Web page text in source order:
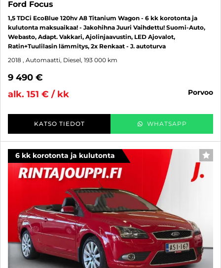
Ford Focus
1,5 TDCi EcoBlue 120hv A8 Titanium Wagon - 6 kk korotonta ja
kulutonta maksuaikaa! - Jakohihna Juuri Vaihdettu! Suomi-Auto,
Webasto, Adapt. Vakkari, Ajolinjaavustin, LED Ajovalot,
Ratin+Tuulilasin lämmitys, 2x Renkaat - J. autoturva
2018 , Automaatti, Diesel, 193 000 km
9 490 €
alk. 151 € / kk
porvoo
KATSO TIEDOT WHATSAPP
6 kk korotonta ja kulutonta